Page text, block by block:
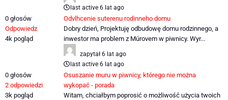
last active 6 lat ago
0 głosów
Odpowiedz
4k pogląd
Odvlhcenie suterenu rodinneho domu
Dobry dzień, Projektuję odbudowę domu rodzinnego, a
inwestor ma problem z Múrovem w piwnicy. Wyr...
zapytał 6 lat ago
last active 6 lat ago
0 głosów
2 odpowiedzi
3k pogląd
Osuszanie muru w piwnicy, którego nie można
wykopać - porada
Witam, chciałbym poprosić o możliwość użycia twoich